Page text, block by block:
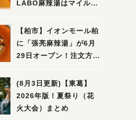
LABO麻辣湯はマイルド
【柏市】イオンモール柏
に「張亮麻辣湯」が6月
29日オープン！注文方法
ビュー
(8月3日更新)【東葛】
2026年版！夏祭り（花
火大会）まとめ